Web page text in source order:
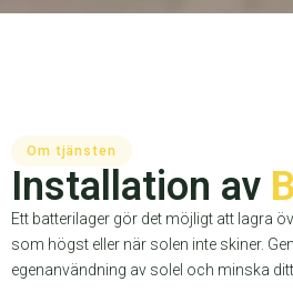
Om tjänsten
Installation av
Ett batterilager gör det möjligt att lagra
som högst eller när solen inte skiner.
egenanvändning av solel och minska